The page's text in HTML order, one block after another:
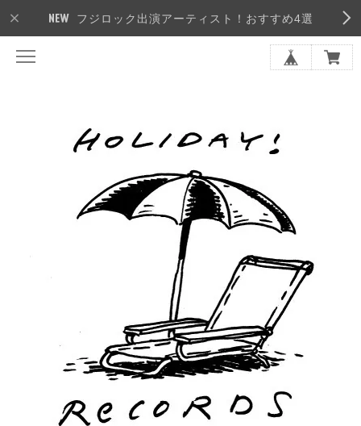
フジロック出演アーティスト！おすすめ4選